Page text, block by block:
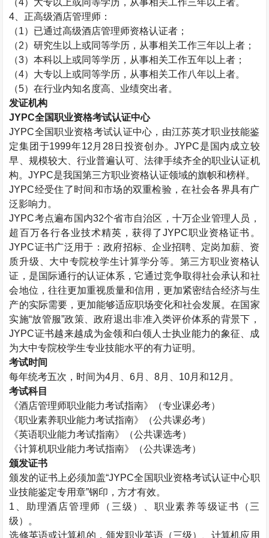
（4）大专以上或同等学历，从事相关工作三年以上者。
4 、正高级酒店管理师：
（1）已通过高级酒店管理师资格认证者；
（2）研究生以上或同等学历，从事相关工作三年以上者；
（3）本科以上或同等学历，从事相关工作五年以上者；
（4）大专以上或同等学历，从事相关工作八年以上者。
（5）在行业内知名度高、业绩突出者。
发证机构
JYPC全国职业资格考试认证中心
JYPC全国职业资格考试认证中心，由江苏英才职业技能鉴
定集团于1999年12 月 28 日投资创办。JYPC是国内成立较
早、规模较大、行业普遍认可、法律手续齐全的职业认证机
构。JYPC是我国第三方职业资格认证领域的旗帜和榜样。
JYPC经受住了时间和市场的双重检验，在社会各界具有广
泛影响力。
JYPC考点遍布国内32个省市自治区，十万企业管理人员，
超百万各行各业技术精英，获得了JYPC职业资格证书。
JYPC证书广泛用于：政府招标、企业招聘、定岗加薪、资
质升级、大中专院校学生计算学分等。第三方职业资格认
证，是国际通行的认证体系，它通过竞争取得社会承认和社
会地位，往往更加重视质量和信用，更加紧密结合经济与生
产的实际需要，更加能够适应职场变化和社会发展。在国家
实施“放管服”政策、政府退出非准入类评价体系的背景下，
JYPC证书越来越成为金领和白领人士执业能力的象征、成
为大中专院校学生专业技能水平的有力证明。
考试时间
每年统考五次，时间为4月、6月、8月、 10月和12 月。
考试科目
《酒店管理师职业能力考试指南》（专业课必考）
《职业素养职业能力考试指南》（公共课必考）
《英语职业能力考试指南》（公共课选考）
《计算机职业能力考试指南》（公共课选考）
颁发证书
颁发的证书上必须加盖“JYPC全国职业资格考试认证中心职
业技能鉴定专用章”钢印，方才有效。
1 、助理酒店管理师（三级）、职业素养等级证书（三
级）。
选修英语或计算机的，颁发职业英语（三级）、计算机应用